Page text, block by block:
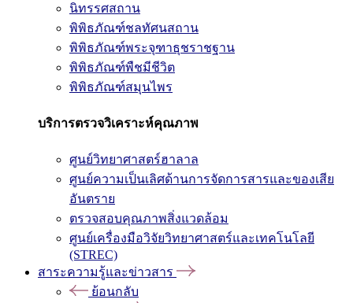
นิทรรศสถาน
พิพิธภัณฑ์ชลทัศนสถาน
พิพิธภัณฑ์พระจุฑาธุชราชฐาน
พิพิธภัณฑ์พืชมีชีวิต
พิพิธภัณฑ์สมุนไพร
บริการตรวจวิเคราะห์คุณภาพ
ศูนย์วิทยาศาสตร์ฮาลาล
ศูนย์ความเป็นเลิศด้านการจัดการสารและของเสีย
อันตราย
ตรวจสอบคุณภาพสิ่งแวดล้อม
ศูนย์เครื่องมือวิจัยวิทยาศาสตร์และเทคโนโลยี
(STREC)
สาระความรู้และข่าวสาร
ย้อนกลับ